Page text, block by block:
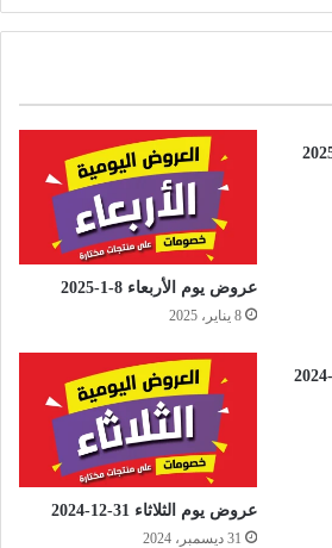
عروض يوم الأربعاء 8-1-2025
8 يناير، 2025
عروض يوم الثلاثاء 31-12-2024
31 ديسمبر، 2024